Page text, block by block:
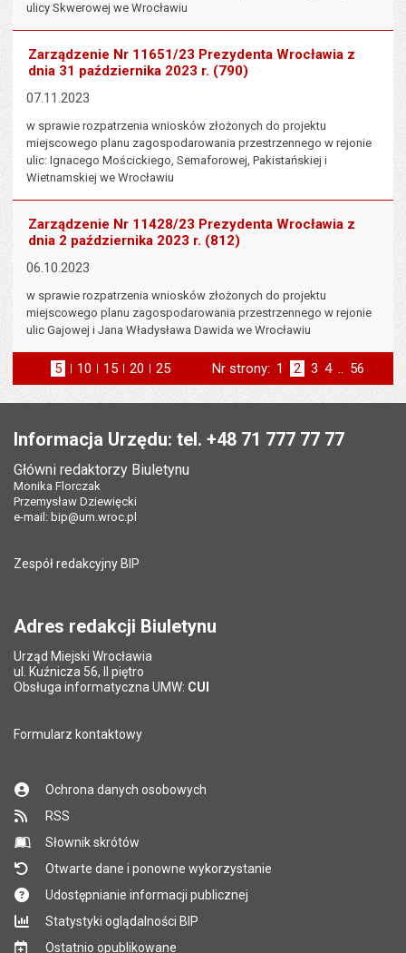
ulicy Skwerowej we Wrocławiu
Zarządzenie Nr 11651/23 Prezydenta Wrocławia z
dnia 31 października 2023 r. (790)
07.11.2023
w sprawie rozpatrzenia wniosków złożonych do projektu
miejscowego planu zagospodarowania przestrzennego w rejonie
ulic: Ignacego Mościckiego, Semaforowej, Pakistańskiej i
Wietnamskiej we Wrocławiu
Zarządzenie Nr 11428/23 Prezydenta Wrocławia z
dnia 2 października 2023 r. (812)
06.10.2023
w sprawie rozpatrzenia wniosków złożonych do projektu
miejscowego planu zagospodarowania przestrzennego w rejonie
ulic Gajowej i Jana Władysława Dawida we Wrocławiu
5 elementów na stronie
10 elementów
na stronie
15 elementów
na stronie
20 elementów
na stronie
25 elementów
na stronie
Nr strony: Strona
1 Strona
2 Strona
3 Strona
4 .. Strona
56
Informacja Urzędu: tel. +48 71 777 77 77
Główni redaktorzy Biuletynu
Monika Florczak
Przemysław Dziewięcki
e-mail: bip@um.wroc.pl
Zespół redakcyjny BIP
Adres redakcji Biuletynu
Urząd Miejski Wrocławia
ul. Kuźnicza 56, II piętro
Obsługa informatyczna UMW: CUI
Formularz kontaktowy
Ochrona danych osobowych
RSS
Słownik skrótów
Otwarte dane i ponowne wykorzystanie
Udostępnianie informacji publicznej
Statystyki oglądalności BIP
Ostatnio opublikowane